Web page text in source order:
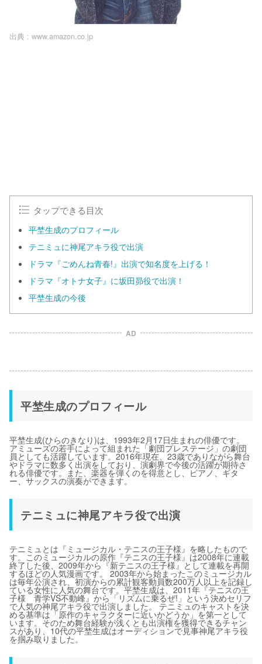
出典 : www.amazon.co.jp
タップできる目次
平埜生成のプロフィール
テニミュに神尾アキラ役で出演
ドラマ『ごめんね青春!』出演で知名度を上げる！
ドラマ『オトナ女子』に坂田昴役で出演！
平埜生成の今後
AD
平埜生成のプロフィール
平埜生成(ひらのきなり)は、1993年2月17日生まれの俳優です。
アミューズの若手によって組まれた「劇団プレステージ」の劇団
員としても活躍しています。2016年現在、23歳でありながら舞台
やドラマに数多く出演をしており、演劇界で今後の活躍が期待さ
れる俳優です。また、楽器を弾くのを得意とし、ピアノ、ギタ
ー、サックスの演奏ができます。
テニミュに神尾アキラ役で出演
テニミュとは『ミュージカル・テニスの王子様』を略したもので
す。このミュージカルの原作『テニスの王子様』は2008年に連載
終了した後、2009年から『新テニスの王子様』として連載を再開
するほどの人気漫画です。 2003年から始まったこのミュージカル
は毎年公演され、初演からの累計観客動員数200万人以上を記録し
ている女性に人気の舞台です。平埜生成は、2011年『テニスの王
子様 青学VS不動峰』から「リズムに乗るぜ!」という決めセリフ
で人気の神尾アキラ役で出演しました。 テニミュのキャストを決
める基準は「原作のキャラクターに近いかどうか」を第一として
います。そのため舞台経験が浅くとも出演権を獲得できるチャン
スがあり、10代の平埜生成はオーディションで見事神尾アキラ役
を掴み取りました。